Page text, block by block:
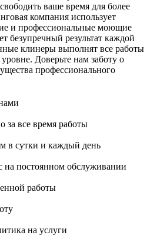
ваше время для более
компания использует
и профессиональные моющие
безупречный результат каждой
клинеры выполнят все работы
Доверьте нам заботу о
профессионального
за все время работы
в сутки и каждый день
на постоянном обслуживании
работы
на услуги